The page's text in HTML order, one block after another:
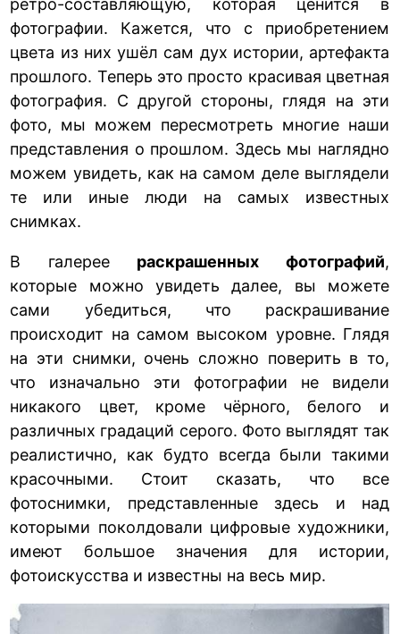
ретро-составляющую, которая ценится в
фотографии. Кажется, что с приобретением
цвета из них ушёл сам дух истории, артефакта
прошлого. Теперь это просто красивая цветная
фотография. С другой стороны, глядя на эти
фото, мы можем пересмотреть многие наши
представления о прошлом. Здесь мы наглядно
можем увидеть, как на самом деле выглядели
те или иные люди на самых известных
снимках.
В галерее раскрашенных фотографий,
которые можно увидеть далее, вы можете
сами убедиться, что раскрашивание
происходит на самом высоком уровне. Глядя
на эти снимки, очень сложно поверить в то,
что изначально эти фотографии не видели
никакого цвет, кроме чёрного, белого и
различных градаций серого. Фото выглядят так
реалистично, как будто всегда были такими
красочными. Стоит сказать, что все
фотоснимки, представленные здесь и над
которыми поколдовали цифровые художники,
имеют большое значения для истории,
фотоискусства и известны на весь мир.